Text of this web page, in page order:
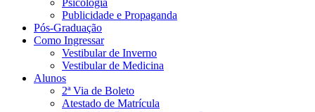
Psicologia
Publicidade e Propaganda
Pós-Graduação
Como Ingressar
Vestibular de Inverno
Vestibular de Medicina
Alunos
2ª Via de Boleto
Atestado de Matrícula